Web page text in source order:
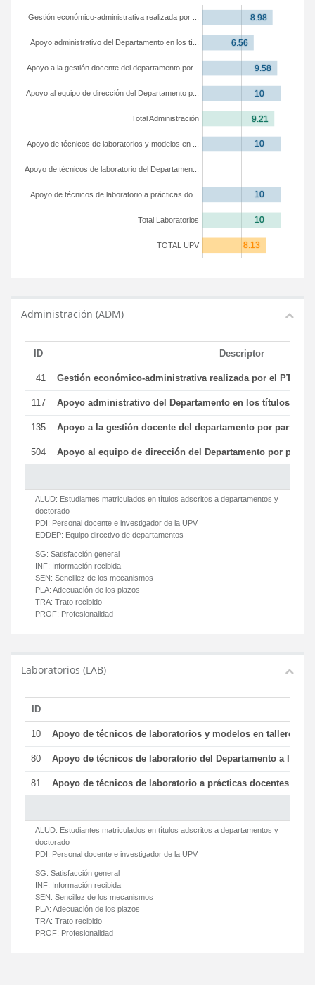
TOTAL UPV
Total Laboratorios
Apoyo de técnicos de laboratorio a prácticas do...
Apoyo de técnicos de laboratorio del Departamen...
Apoyo de técnicos de laboratorios y modelos en ...
Total Administración
Apoyo al equipo de dirección del Departamento p...
Apoyo a la gestión docente del departamento por...
Apoyo administrativo del Departamento en los tí...
Gestión económico-administrativa realizada por ...
Administración (ADM)
ID Descriptor
41 Gestión económico-administrativa realizada por el PTGAS
117 Apoyo administrativo del Departamento en los títulos de
135 Apoyo a la gestión docente del departamento por parte
504 Apoyo al equipo de dirección del Departamento por parte
ALUD: Estudiantes matriculados en títulos adscritos a departamentos y
doctorado
PDI: Personal docente e investigador de la UPV
EDDEP: Equipo directivo de departamentos
SG: Satisfacción general
INF: Información recibida
SEN: Sencillez de los mecanismos
PLA: Adecuación de los plazos
TRA: Trato recibido
PROF: Profesionalidad
Laboratorios (LAB)
ID
10 Apoyo de técnicos de laboratorios y modelos en talleres/
80 Apoyo de técnicos de laboratorio del Departamento a la
81 Apoyo de técnicos de laboratorio a prácticas docentes y
ALUD: Estudiantes matriculados en títulos adscritos a departamentos y
doctorado
PDI: Personal docente e investigador de la UPV
SG: Satisfacción general
INF: Información recibida
SEN: Sencillez de los mecanismos
PLA: Adecuación de los plazos
TRA: Trato recibido
PROF: Profesionalidad